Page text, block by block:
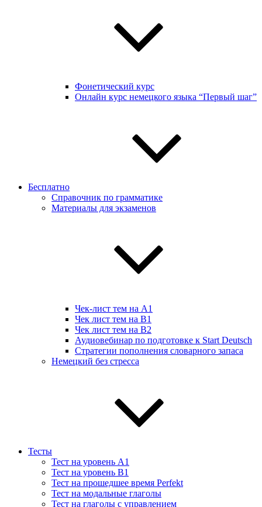
Фонетический курс
Онлайн курс немецкого языка “Первый шаг”
Бесплатно
Справочник по грамматике
Материалы для экзаменов
Чек-лист тем на А1
Чек лист тем на B1
Чек лист тем на B2
Аудиовебинар по подготовке к Start Deutsch
Стратегии пополнения словарного запаса
Немецкий без стресса
Тесты
Тест на уровень A1
Тест на уровень B1
Тест на прошедшее время Perfekt
Тест на модальные глаголы
Тест на глаголы с управлением